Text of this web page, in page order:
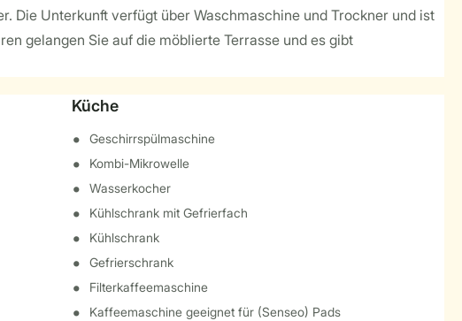
Die Unterkunft verfügt über Waschmaschine und Trockner und ist
gelangen Sie auf die möblierte Terrasse und es gibt
Küche
Geschirrspülmaschine
Kombi-Mikrowelle
Wasserkocher
Kühlschrank mit Gefrierfach
Kühlschrank
Gefrierschrank
Filterkaffeemaschine
Kaffeemaschine geeignet für (Senseo) Pads